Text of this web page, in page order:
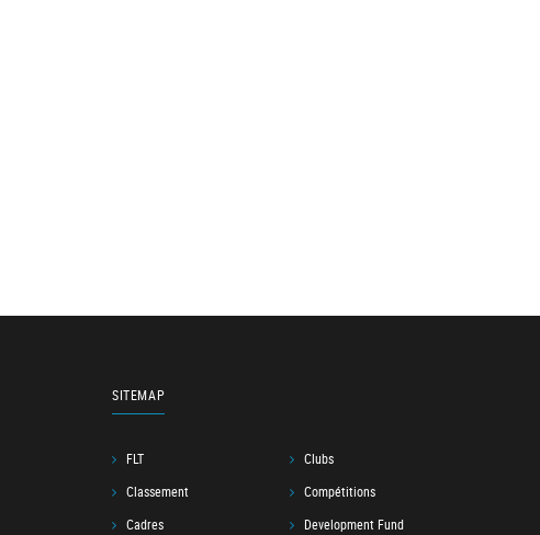
SITEMAP
FLT
Clubs
Classement
Compétitions
Cadres
Development Fund